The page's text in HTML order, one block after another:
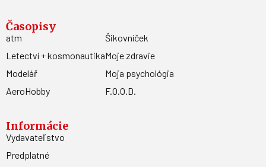
Časopisy
atm
Letectví + kosmonautika
Modelář
AeroHobby
Šikovníček
Moje zdravie
Moja psychológia
F.O.O.D.
Informácie
Vydavateľstvo
Predplatné